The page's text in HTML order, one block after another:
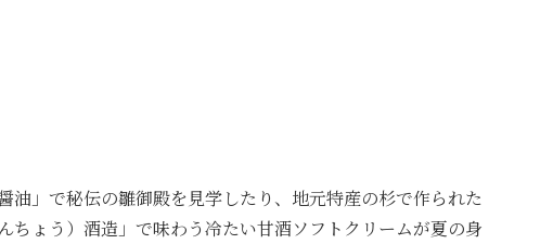
」で秘伝の雛御殿を見学したり、地元特産の杉で作られた
ちょう）酒造」で味わう冷たい甘酒ソフトクリームが夏の身